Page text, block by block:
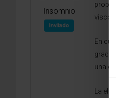
Insomnio
Invitado
En
una
La